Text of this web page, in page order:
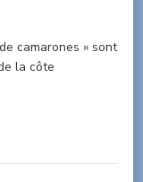
camarones » sont
la côte